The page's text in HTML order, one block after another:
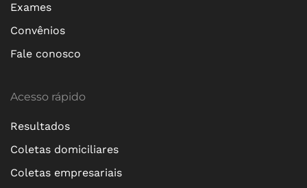
Exames
Convênios
Fale conosco
Acesso rápido
Resultados
Coletas domiciliares
Coletas empresariais